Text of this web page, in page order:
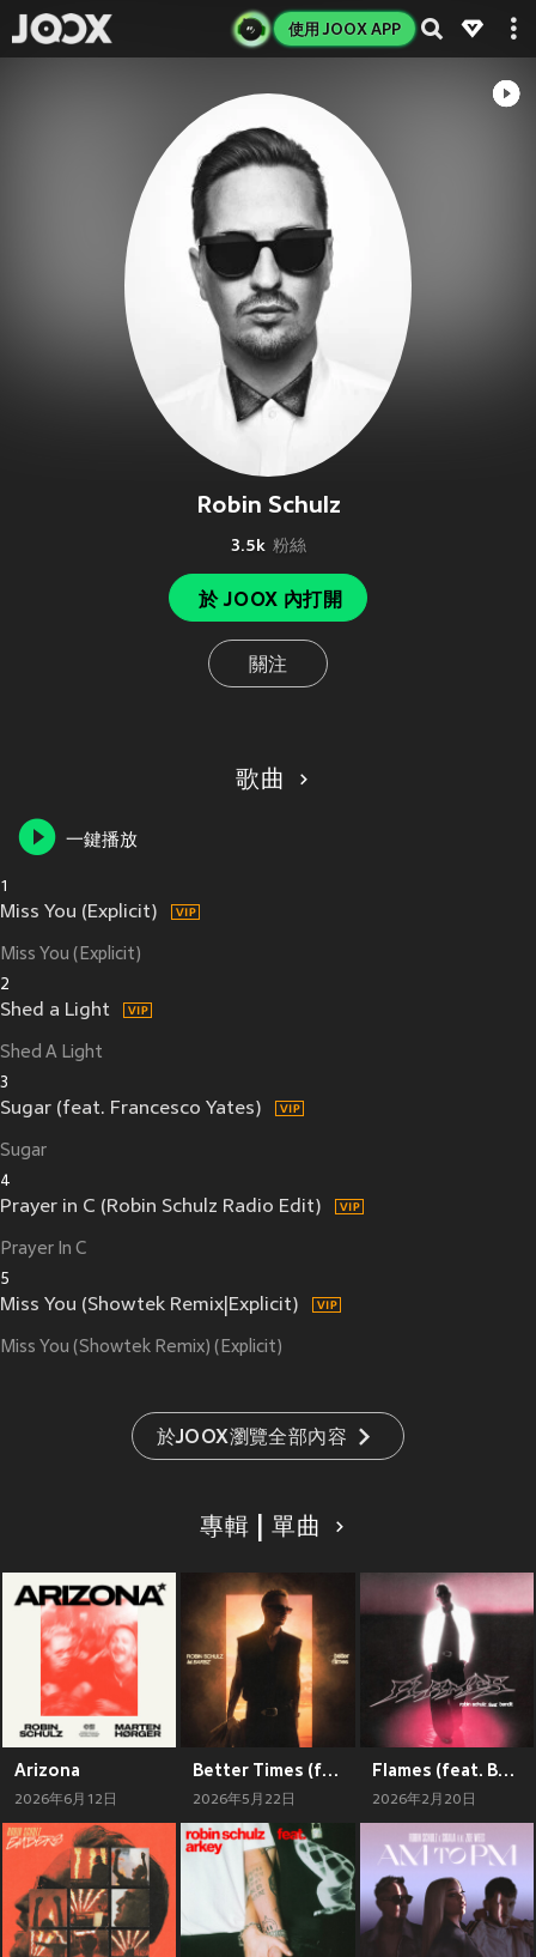
使用 JOOX APP
Robin Schulz
3.5k 粉絲
於 JOOX 內打開
關注
歌曲
一鍵播放
1
Miss You (Explicit)
Miss You (Explicit)
2
Shed a Light
Shed A Light
3
Sugar (feat. Francesco Yates)
Sugar
4
Prayer in C (Robin Schulz Radio Edit)
Prayer In C
5
Miss You (Showtek Remix|Explicit)
Miss You (Showtek Remix) (Explicit)
於JOOX瀏覽全部內容
專輯 | 單曲
Arizona
2026年6月12日
Better Times (feat. BARBZ)
2026年5月22日
Flames (feat. Bandit)
2026年2月20日